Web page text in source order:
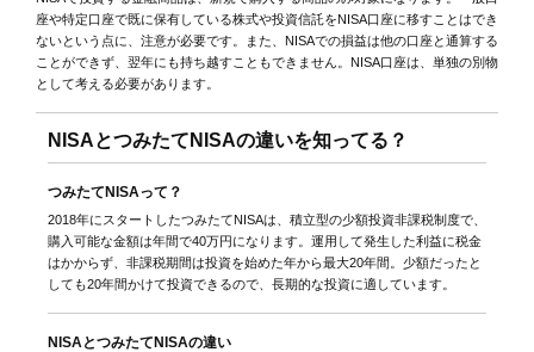
座や特定口座で既に保有している株式や投資信託をNISA口座に移すことはでき
ないという点に、注意が必要です。また、NISAでの損益は他の口座と通算する
ことができず、翌年にも持ち越すこともできません。NISA口座は、単独の別物
として考える必要があります。
NISAとつみたてNISAの違いを知ってる？
つみたてNISAって？
2018年にスタートしたつみたてNISAは、積立型の少額投資非課税制度で、
購入可能な金額は年間で40万円になります。運用して発生した利益に税金
はかからず、非課税期間は投資を始めた年から最大20年間。少額だったと
しても20年間かけて投資できるので、長期的な投資に適しています。
NISAとつみたてNISAの違い